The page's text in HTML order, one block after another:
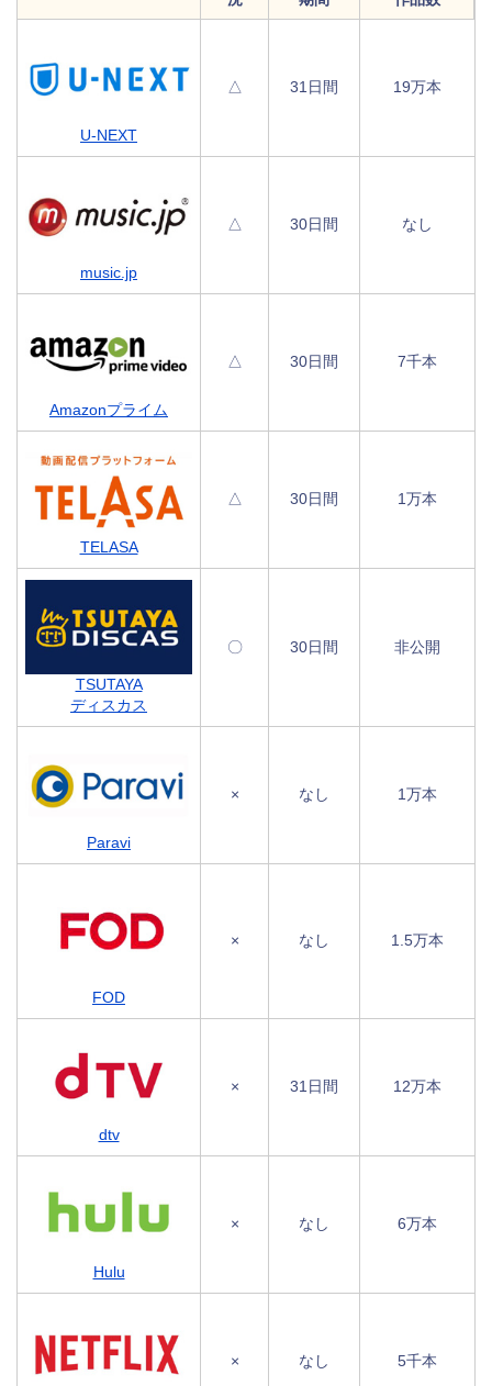
U-NEXT
△ 31日間 19万本
music.jp
△ 30日間 なし
Amazonプライム
△ 30日間 7千本
TELASA
△ 30日間 1万本
TSUTAYA
ディスカス
〇 30日間 非公開
Paravi
× なし 1万本
FOD
× なし 1.5万本
dtv
× 31日間 12万本
Hulu
× なし 6万本
× なし 5千本